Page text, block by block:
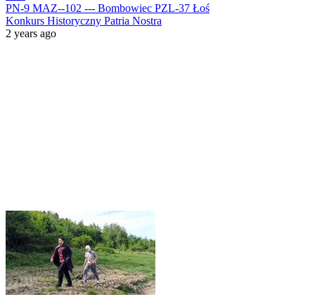
PN-9 MAZ--102 --- Bombowiec PZL-37 Łoś
Konkurs Historyczny Patria Nostra
2 years ago